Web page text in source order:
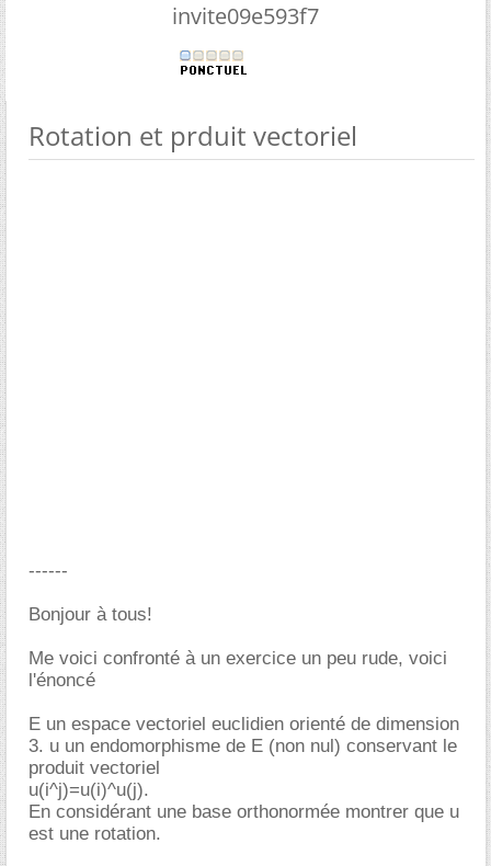
invite09e593f7
Rotation et prduit vectoriel
------
Bonjour à tous!
Me voici confronté à un exercice un peu rude, voici
l'énoncé
E un espace vectoriel euclidien orienté de dimension
3. u un endomorphisme de E (non nul) conservant le
produit vectoriel
u(i^j)=u(i)^u(j).
En considérant une base orthonormée montrer que u
est une rotation.